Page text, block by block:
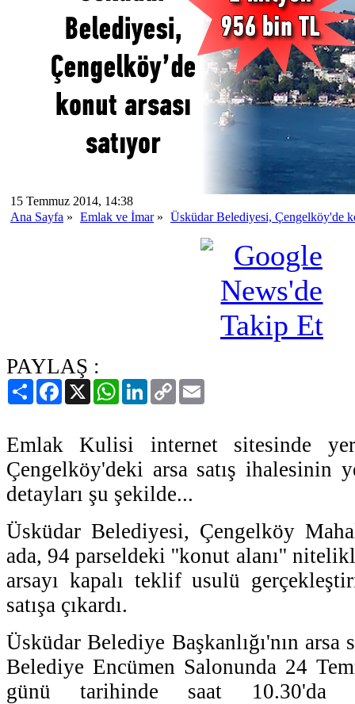
15 Temmuz 2014, 14:38
Ana Sayfa » Emlak ve İmar» Üsküdar Belediyesi, Çengelköy'de
PAYLAŞ :
PaylaşFacebook
X WhatsAppLinkedIn
Copy
Link
Emlak Kulisi internet sitesinde
Çengelköy'deki arsa satış ihalesinin
detayları şu şekilde...
Üsküdar Belediyesi, Çengelköy
ada, 94 parseldeki ''konut alanı''
arsayı kapalı teklif usulü
satışa çıkardı.
Üsküdar Belediye Başkanlığı'nın arsa
Belediye Encümen Salonunda 24
günü tarihinde saat 10.30'da